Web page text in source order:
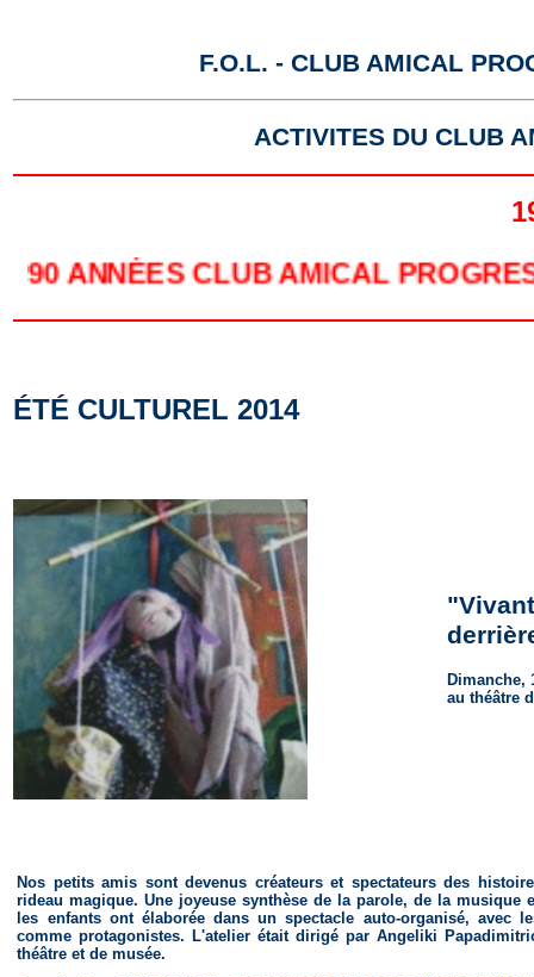
F.O.L. - CLUB AMICAL
ACTIVITES DU CLUB
90 ANNÉES CLUB AMICAL
ÉTÉ CULTUREL 2014
Dimanche,
au théâtre
Nos petits amis sont devenus créateurs et spectateurs des
rideau magique. Une joyeuse synthèse de la parole, de la musique
les enfants ont élaborée dans un spectacle auto-organisé, avec
comme protagonistes. L'atelier était dirigé par Angeliki
théâtre et de musée.